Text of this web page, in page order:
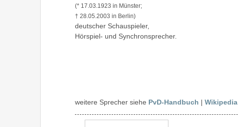
(* 17.03.1923 in Münster;
† 28.05.2003 in Berlin)
deutscher Schauspieler,
Hörspiel- und Synchronsprecher.
weitere Sprecher siehe PvD-Handbuch | Wikipedia